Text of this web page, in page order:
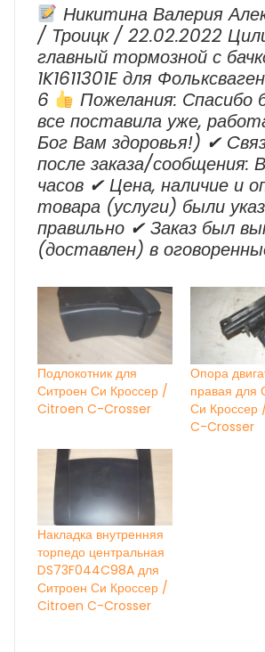
Никитина Валерия
/ Троицк / 22.02.2022
главный тормозной с
1K1611301E для
6
Пожелания: Спасибо
все поставила уже,
Бог Вам здоровья!) ✔
после заказа/сообщения:
часов ✔ Цена, наличие и
товара (услуги) были
правильно ✔ Заказ был
(доставлен) в
Подлокотник для
Ситроен Си Кроссер /
Citroen C-Crosser
Опора
правая для
Си
C-Crosser
Накладка внутренняя
торпедо центральная
DS73F044C98A для
Ситроен Си Кроссер /
Citroen C-Crosser